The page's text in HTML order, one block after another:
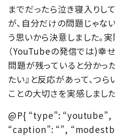
までだったら泣き寝入りし
が、自分だけの問題じゃな
う思いから決意しました。
（YouTubeの発信では)幸
問題が残っていると分かっ
たい』と反応があって、つ
ことの大切さを実感しました
@P{ “type”: “youtube”,
“caption”: “”,